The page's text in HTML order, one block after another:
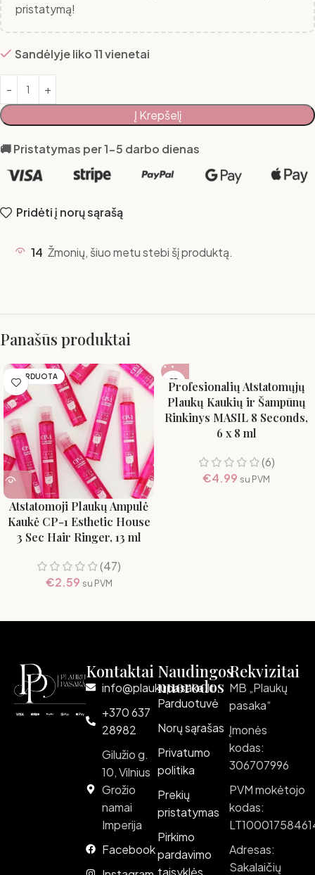
pristatymą!
Sandėlyje liko 11 vienetai
Į Krepšelį
🚚 Pristatymas per 1-5 darbo dienas
Pridėti į norų sąrašą
14 Žmonių, šiuo metu stebi šį produktą.
Panašūs produktai
IŠPARDUOTA
Atstatomoji Plaukų Ampulė
Kaukė CP-1 Esthetic House
3 Sec Hair Ringer, 13 ml
(47)
€2.59 su PVM
Profesionalių Atstatomųjų
Plaukų Kaukių ir Šampūnų
Rinkinys MASIL 8 Seconds,
6 x 8 ml
(6)
€4.99 su PVM
Kontaktai
info@plaukupasaka.lt
+370 637
28982
Gilužio g.
10, Vilnius
Grožio
namai
Imperija
Facebook
Naudingos
nuorodos
Parduotuvė
Norų sąrašas
Privatumo
politika
Prekių
pristatymas
Pirkimo
pardavimo
taisyklės
Rekvizitai
MB „Plaukų
pasaka“
Įmonės
kodas:
306707996
PVM mokėtojo
kodas:
Adresas:
Sakalaičių